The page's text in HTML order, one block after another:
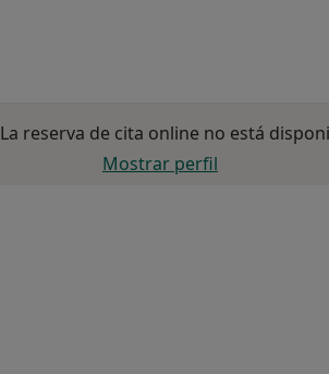
La reserva de cita online no está
Mostrar perfil